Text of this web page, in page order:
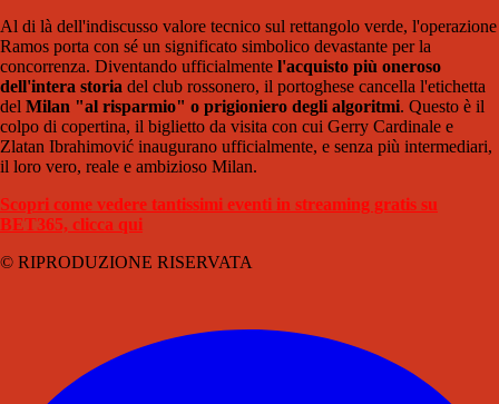
Al di là dell'indiscusso valore tecnico sul rettangolo verde, l'operazione
Ramos porta con sé un significato simbolico devastante per la
concorrenza. Diventando ufficialmente l'acquisto più oneroso
dell'intera storia del club rossonero, il portoghese cancella l'etichetta
del Milan "al risparmio" o prigioniero degli algoritmi. Questo è il
colpo di copertina, il biglietto da visita con cui Gerry Cardinale e
Zlatan Ibrahimović inaugurano ufficialmente, e senza più intermediari,
il loro vero, reale e ambizioso Milan.
Scopri come vedere tantissimi eventi in streaming gratis su
BET365, clicca qui
© RIPRODUZIONE RISERVATA